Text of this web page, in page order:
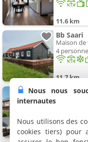
11.6 km
Bb Saari
Maison de
4
11.7 km
11.7 km
Nous nous
internautes
Nous utilisons des
cookies tiers) pour